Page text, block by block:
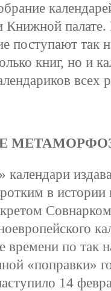
Книжной
поступают так
книг, но и
всех
в
времени по
«поправки»
14